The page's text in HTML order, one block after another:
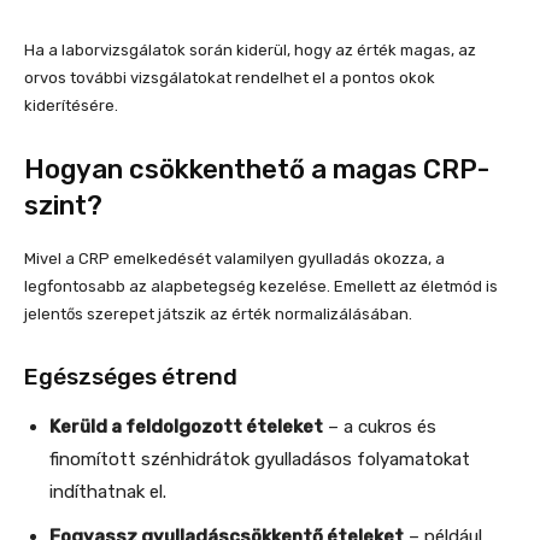
Ha a laborvizsgálatok során kiderül, hogy az érték magas, az
orvos további vizsgálatokat rendelhet el a pontos okok
kiderítésére.
Hogyan csökkenthető a magas CRP-
szint?
Mivel a CRP emelkedését valamilyen gyulladás okozza, a
legfontosabb az alapbetegség kezelése. Emellett az életmód is
jelentős szerepet játszik az érték normalizálásában.
Egészséges étrend
Kerüld a feldolgozott ételeket – a cukros és
finomított szénhidrátok gyulladásos folyamatokat
indíthatnak el.